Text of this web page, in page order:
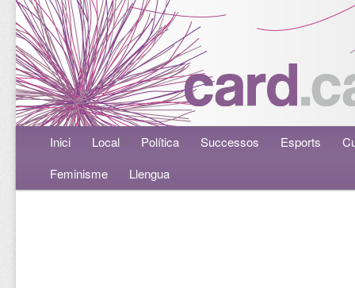
Menú principalAneu al contingut principal
Aneu al contingut secundari
Inici Local Política Successos Esports
Feminisme
Llengua